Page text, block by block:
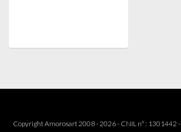
Copyright Amorosart 2008 - 2026 - CNIL n° : 1301442 -